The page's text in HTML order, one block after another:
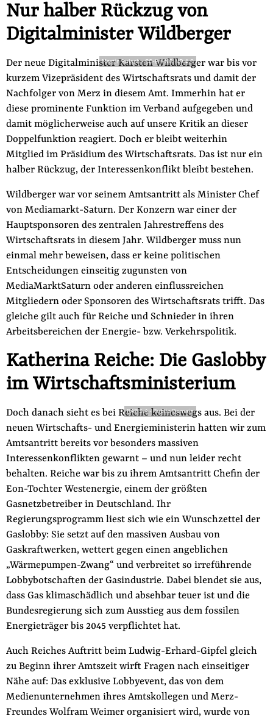
Nur halber Rückzug von
Digitalminister Wildberger
Martin Rulsch-CC-BY-NC-ND 4.0
Der neue Digitalminister Karsten Wildberger war bis vor
kurzem Vizepräsident des Wirtschaftsrats und damit der
Nachfolger von Merz in diesem Amt. Immerhin hat er
diese prominente Funktion im Verband aufgegeben und
damit möglicherweise auch auf unsere Kritik an dieser
Doppelfunktion reagiert. Doch er bleibt weiterhin
Mitglied im Präsidium des Wirtschaftsrats. Das ist nur ein
halber Rückzug, der Interessenkonflikt bleibt bestehen.
Wildberger war vor seinem Amtsantritt als Minister Chef
von Mediamarkt-Saturn. Der Konzern war einer der
Hauptsponsoren des zentralen Jahrestreffens des
Wirtschaftsrats in diesem Jahr. Wildberger muss nun
einmal mehr beweisen, dass er keine politischen
Entscheidungen einseitig zugunsten von
MediaMarktSaturn oder anderen einflussreichen
Mitgliedern oder Sponsoren des Wirtschaftsrats trifft. Das
gleiche gilt auch für Reiche und Schnieder in ihren
Arbeitsbereichen der Energie- bzw. Verkehrspolitik.
Katherina Reiche: Die Gaslobby
im Wirtschaftsministerium
PAP S.A- Public Domain
Doch danach sieht es bei Reiche keineswegs aus. Bei der
neuen Wirtschafts- und Energieministerin hatten wir zum
Amtsantritt bereits vor besonders massiven
Interessenkonflikten gewarnt – und nun leider recht
behalten. Reiche war bis zu ihrem Amtsantritt Chefin der
Eon-Tochter Westenergie, einem der größten
Gasnetzbetreiber in Deutschland. Ihr
Regierungsprogramm liest sich wie ein Wunschzettel der
Gaslobby: Sie setzt auf den massiven Ausbau von
Gaskraftwerken, wettert gegen einen angeblichen
„Wärmepumpen-Zwang“ und verbreitet so irreführende
Lobbybotschaften der Gasindustrie. Dabei blendet sie aus,
dass Gas klimaschädlich und absehbar teuer ist und die
Bundesregierung sich zum Ausstieg aus dem fossilen
Energieträger bis 2045 verpflichtet hat.
Auch Reiches Auftritt beim Ludwig-Erhard-Gipfel gleich
zu Beginn ihrer Amtszeit wirft Fragen nach einseitiger
Nähe auf: Das exklusive Lobbyevent, das von dem
Medienunternehmen ihres Amtskollegen und Merz-
Freundes Wolfram Weimer organisiert wird, wurde von